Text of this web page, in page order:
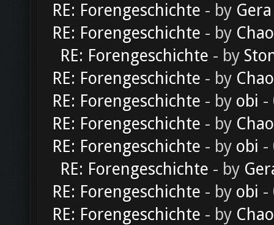
RE: Forengeschichte - by Gera
RE: Forengeschichte - by
RE: Forengeschichte - by
RE: Forengeschichte - by
RE: Forengeschichte - by obi -
RE: Forengeschichte - by
RE: Forengeschichte - by obi -
RE: Forengeschichte - by
RE: Forengeschichte - by obi -
RE: Forengeschichte - by